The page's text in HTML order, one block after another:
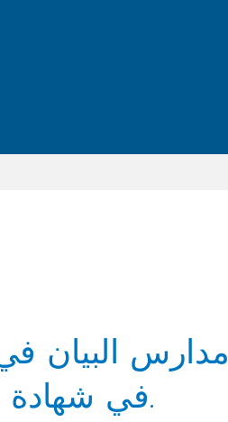
مدارس البيان
في شهادة الثّانويّة العامّة - فرع علوم الحياة.